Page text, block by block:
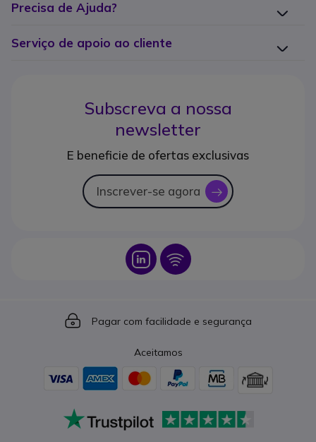
Precisa de Ajuda?
Serviço de apoio ao cliente
Subscreva a nossa
newsletter
E beneficie de ofertas exclusivas
Inscrever-se agora icon
Icon Icon
Icon
Pagar com facilidade e segurança
Aceitamos